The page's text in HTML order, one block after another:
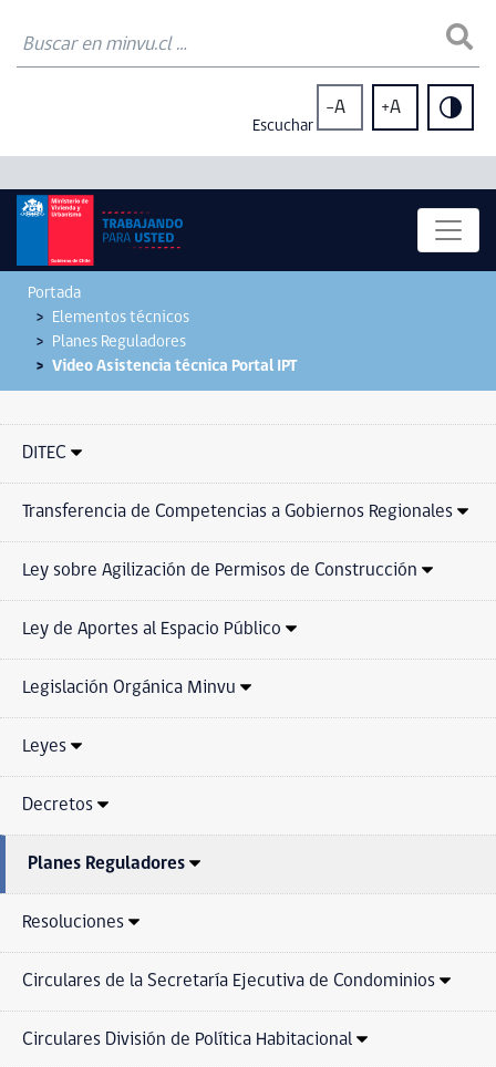
Escuchar
-A +A
Portada
Elementos técnicos
Planes Reguladores
Video Asistencia técnica Portal IPT
DITEC
Transferencia de Competencias a Gobiernos Regionales
Ley sobre Agilización de Permisos de Construcción
Ley de Aportes al Espacio Público
Legislación Orgánica Minvu
Leyes
Decretos
Planes Reguladores
Resoluciones
Circulares de la Secretaría Ejecutiva de Condominios
Circulares División de Política Habitacional